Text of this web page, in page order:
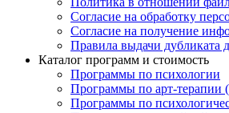
Согласие на обработку
Согласие на получение
Правила выдачи дубликата
Каталог программ и стоимость
Программы по психологии
Программы по арт-терапии
Программы по